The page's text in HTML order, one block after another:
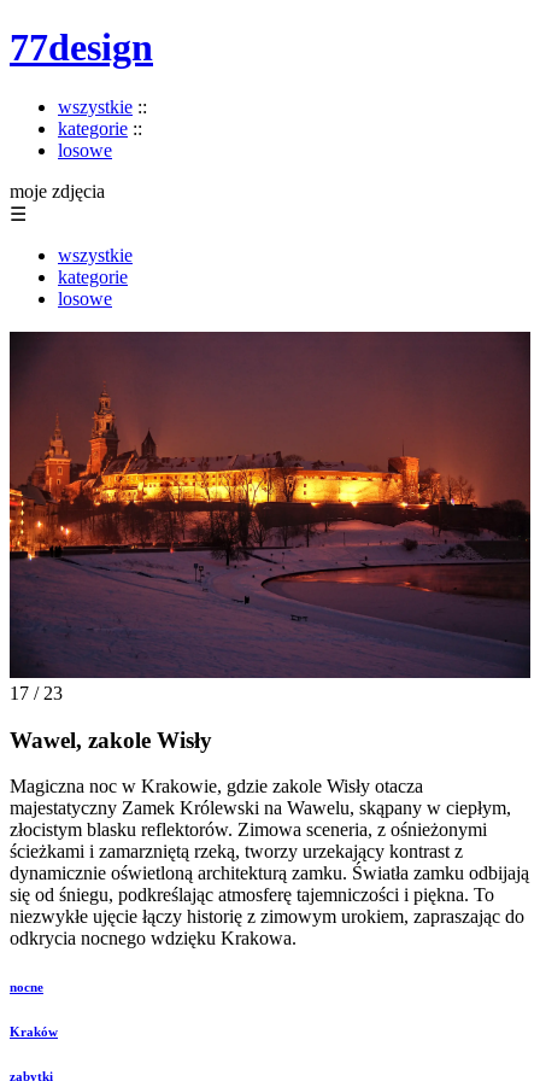
77design
wszystkie ::
kategorie ::
losowe
moje zdjęcia
☰
wszystkie
kategorie
losowe
17 / 23
Wawel, zakole Wisły
Magiczna noc w Krakowie, gdzie zakole Wisły otacza
majestatyczny Zamek Królewski na Wawelu, skąpany w ciepłym,
złocistym blasku reflektorów. Zimowa sceneria, z ośnieżonymi
ścieżkami i zamarzniętą rzeką, tworzy urzekający kontrast z
dynamicznie oświetloną architekturą zamku. Światła zamku odbijają
się od śniegu, podkreślając atmosferę tajemniczości i piękna. To
niezwykłe ujęcie łączy historię z zimowym urokiem, zapraszając do
odkrycia nocnego wdzięku Krakowa.
nocne
Kraków
zabytki